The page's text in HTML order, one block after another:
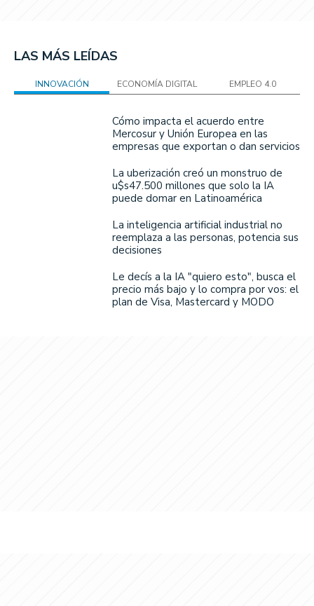
LAS MÁS LEÍDAS
INNOVACIÓN ECONOMÍA DIGITAL EMPLEO 4.0
Cómo impacta el acuerdo entre
Mercosur y Unión Europea en las
empresas que exportan o dan servicios
La uberización creó un monstruo de
u$s47.500 millones que solo la IA
puede domar en Latinoamérica
La inteligencia artificial industrial no
reemplaza a las personas, potencia sus
decisiones
Le decís a la IA "quiero esto", busca el
precio más bajo y lo compra por vos: el
plan de Visa, Mastercard y MODO